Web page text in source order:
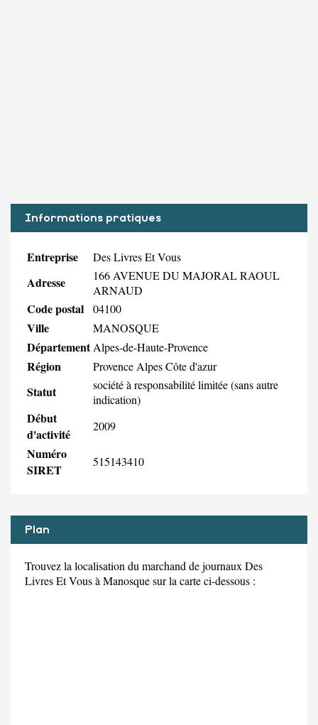
Informations pratiques
Entreprise Des Livres Et Vous
Adresse
166 AVENUE DU MAJORAL RAOUL
ARNAUD
Code postal 04100
Ville MANOSQUE
Département Alpes-de-Haute-Provence
Région Provence Alpes Côte d'azur
Statut
société à responsabilité limitée (sans autre
indication)
Début
d'activité
2009
Numéro
SIRET
515143410
Plan
Trouvez la localisation du marchand de journaux Des
Livres Et Vous à Manosque sur la carte ci-dessous :